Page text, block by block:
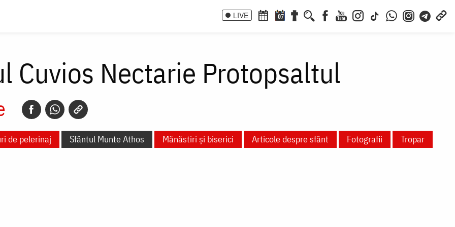
LIVE 07
Cuvios Nectarie Protopsaltul
de pelerinaj Sfântul Munte Athos Mănăstiri și biserici Articole despre sfânt Fotografii
Tropar